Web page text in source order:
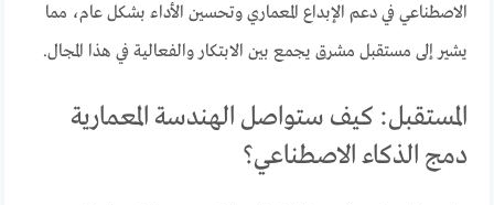
الاصطناعي في دعم الإبداع المعماري وتحسين الأداء بشكل عام، مما
يشير إلى مستقبل مشرق يجمع بين الابتكار والفعالية في هذا المجال.
المستقبل: كيف ستواصل الهندسة المعمارية
دمج الذكاء الاصطناعي؟